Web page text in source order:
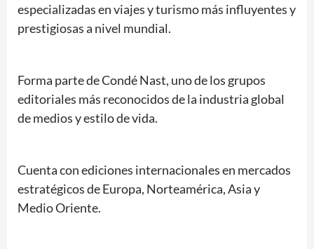
especializadas en viajes y turismo más influyentes y
prestigiosas a nivel mundial.
Forma parte de Condé Nast, uno de los grupos
editoriales más reconocidos de la industria global
de medios y estilo de vida.
Cuenta con ediciones internacionales en mercados
estratégicos de Europa, Norteamérica, Asia y
Medio Oriente.